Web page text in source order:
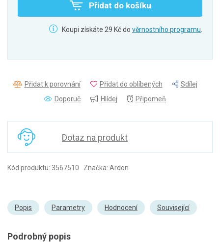
Přidat do košíku
Koupi získáte 29 Kč do věrnostního programu
Přidat k porovnání Přidat do oblíbených
Sdílej
Doporuč
Hlídej Připomeň
Dotaz na produkt
Kód produktu: 3567510 Značka: Ardon
Popis Parametry Hodnocení Související
Podrobný popis